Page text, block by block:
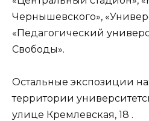
Чернышевского»,
«Педагогический
Свободы».
Остальные экспозиции
территории
улице Кремлевская, 18 .